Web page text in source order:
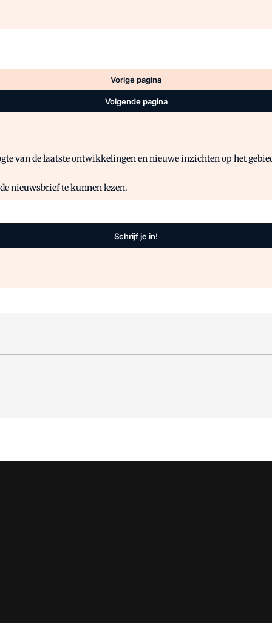
Vorige pagina
Volgende pagina
van de laatste ontwikkelingen en nieuwe inzichten op het
nieuwsbrief te kunnen lezen.
Schrijf je in!